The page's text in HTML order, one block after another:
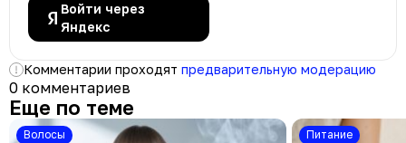
Войти через
Яндекс
Комментарии проходят предварительную модерацию
0 комментариев
Еще по теме
Волосы Питание